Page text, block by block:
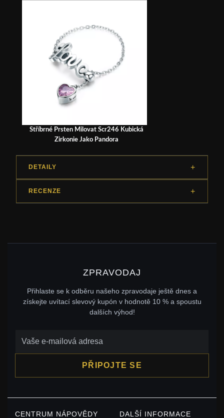
Stříbrné Prsten Milovat Scr246 Kubická
Zirkonie Jako Pandora
DETAILY
RECENZE
ZPRAVODAJ
Přihlaste se k odběru našeho zpravodaje ještě dnes a
získejte uvítací slevový kupón v hodnotě 10 % a spoustu
dalších výhod!
PŘIPOJTE SE
CENTRUM NÁPOVĚDY DALŠÍ INFORMACE